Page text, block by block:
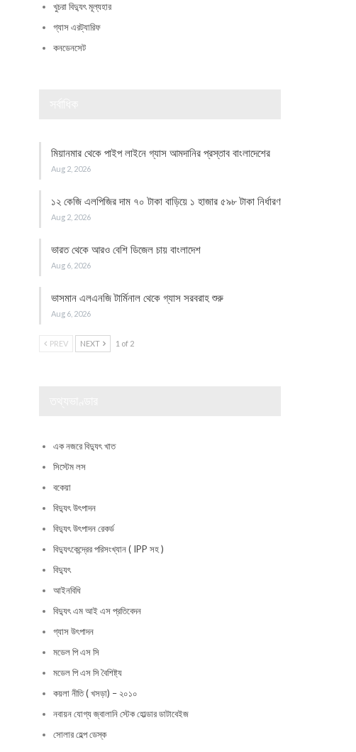
খুচরা বিদ্যুৎ মূল্যহার
গ্যাস এরট্যারিফ
কনডেনসেট
মিয়ানমার থেকে পাইপ লাইনে গ্যাস আমদানির প্রস্তাব বাংলাদেশের
Aug 2, 2026
১২ কেজি এলপিজির দাম ৭০ টাকা বাড়িয়ে ১ হাজার ৫৯৮ টাকা নির্ধারণ
Aug 2, 2026
ভারত থেকে আরও বেশি ডিজেল চায় বাংলাদেশ
Aug 6, 2026
ভাসমান এলএনজি টার্মিনাল থেকে গ্যাস সরবরাহ শুরু
Aug 6, 2026
PREV NEXT 1 of 2
এক নজরে বিদ্যুৎ খাত
সিস্টেম লস
বকেয়া
বিদ্যুৎ উৎপাদন
বিদ্যুৎ উৎপাদন রেকর্ড
বিদ্যুৎকেন্দ্রের পরিসংখ্যান ( IPP সহ )
বিদ্যুৎ
আইনবিধি
বিদ্যুৎ এম আই এস প্রতিবেদন
গ্যাস উৎপাদন
মডেল পি এস সি
মডেল পি এস সি বৈশিষ্ট্য
কয়লা নীতি ( খসড়া) – ২০১০
নবায়ন যোগ্য জ্বালানি স্টেক হোল্ডার ডাটাবেইজ
সোলার হেল্প ডেস্ক